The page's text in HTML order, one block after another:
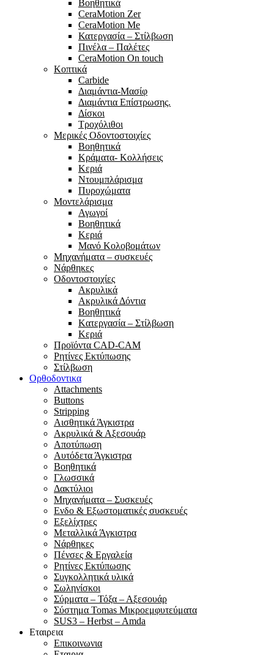
Βοηθητικά
CeraMotion Zer
CeraMotion Me
Κατεργασία – Στίλβωση
Πινέλα – Παλέτες
CeraMotion On touch
Κοπτικά
Carbide
Διαμάντια-Μασίφ
Διαμάντια Επίστρωσης.
Δίσκοι
Τροχόλιθοι
Μερικές Οδοντοστοιχίες
Bοηθητικά
Κράματα- Κολλήσεις
Κεριά
Ντουμπλάρισμα
Πυροχώματα
Μοντελάρισμα
Αγωγοί
Βoηθητικά
Κεριά
Μανό Κολοβομάτων
Μηχανήματα – συσκευές
Νάρθηκες
Οδοντοστοιχίες
Aκρυλικά
Ακρυλικά Δόντια
Βoηθητικά
Kατεργασία – Στίλβωση
Κεριά
Προϊόντα CAD-CAM
Ρητίνες Εκτύπωσης
Στίλβωση
Ορθοδοντικα
Attachments
Buttons
Stripping
Αισθητικά Άγκιστρα
Ακρυλικά & Αξεσουάρ
Αποτύπωση
Αυτόδετα Άγκιστρα
Βοηθητικά
Γλωσσικά
Δακτύλιοι
Μηχανήματα – Συσκευές
Ενδο & Εξωστοματικές συσκευές
Εξελίχτρες
Μεταλλικά Άγκιστρα
Νάρθηκες
Πένσες & Εργαλεία
Ρητίνες Εκτύπωσης
Συγκολλητικά υλικά
Σωληνίσκοι
Σύρματα – Τόξα – Αξεσουάρ
Σύστημα Tomas Μικροεμφυτεύματα
SUS3 – Herbst – Amda
Εταιρεια
Επικοινωνια